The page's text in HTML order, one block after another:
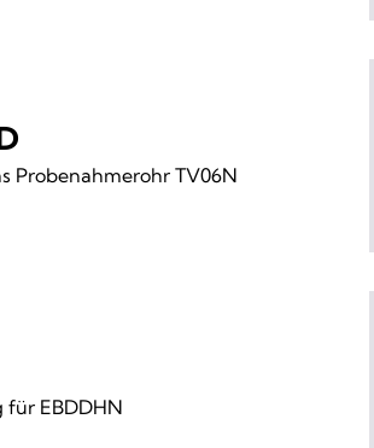
Probenahmerohr TV06N
für EBDDHN